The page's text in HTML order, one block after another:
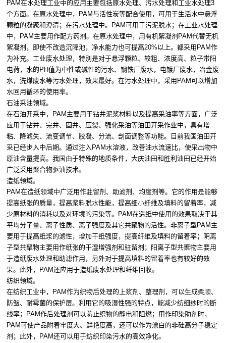
PAM在水处理工业中的应用主要包括原水处理、污水处理和工业水处理3
个方面。在原水处理中，PAM与活性炭等配合使用，可用于生活水中悬浮
颗粒的凝聚和澄清；在污水处理中。PAM可用于污泥脱水；在工业水处理
中，PAM主要用作配方药剂。在原水处理中，用有机絮凝剂PAM代替无机
絮凝剂，即使不改造沉降池，净水能力也可提高20%以上。都采用PAM作
为补充。工业废水处理，特别是对于悬浮颗粒、较粗、浓度高、粒子带阳
电荷，水的PH值为中性或碱性的污水、钢铁厂废水，电镀厂废水，冶金废
水，洗煤废水等污水处理，效果最好。在污水处理中，采用PAM可以增加
水回用循环的使用率。
石油采油领域。
在石油开采中，PAM主要用于钻井泥浆材料以及提高采油率等方面，广泛
应用于钻井、完井、固井、压裂、强化采油等油田开采作业中，具有增
粘、降滤失、流变调节、胶凝、分流、剖面调整等功能。目前我国油田开
采已经步入中后期。通过注入PAM水溶液，改善油水流速比，使采出物中
原油含量提高。我国由于特殊的地质条件，大庆油田和胜利油田已经开始
广泛采用聚合物驱油技术。
造纸领域。
PAM在造纸领域中广泛用作驻留剂、助滤剂、均度剂等。它的作用是能够
提高纸张的质量，提高浆料脱水性能，提高细小纤维及填料的留着率，减
少原材料的消耗以及对环境的污染等。PAM在造纸中使用的效果取决于其
平均分子量、离子性质、离子强度及其它共聚物的活性。非离子型PAM主
要用于提高纸浆的滤性，增加干纸强度，提高纤维及填料的留着率；阴离
子型共聚物主要用作纸张的干湿增强剂和驻留剂；阳离子型共聚物主要用
于造纸废水处理和助滤作用，另外对于提高填料的留着率也有较好的效
果。此外，PAM还应用于造纸废水处理和纤维回收。
纺织领域。
在纺织工业中，PAM作为织物后处理的上浆剂、整理剂，可以生成柔顺、
防皱、耐霉菌的保护层。利用它的吸湿性强的特点，能减少纺细纱时的断
线率；PAM作后处理剂可以防止织物的静电和阻燃；用作印染助剂时，
PAM可使产品附着牢度大、鲜艳度高，还可以作为漂白的非硅高分子稳定
剂；此外，PAM还可以用于纺织印染污水的高效净化。